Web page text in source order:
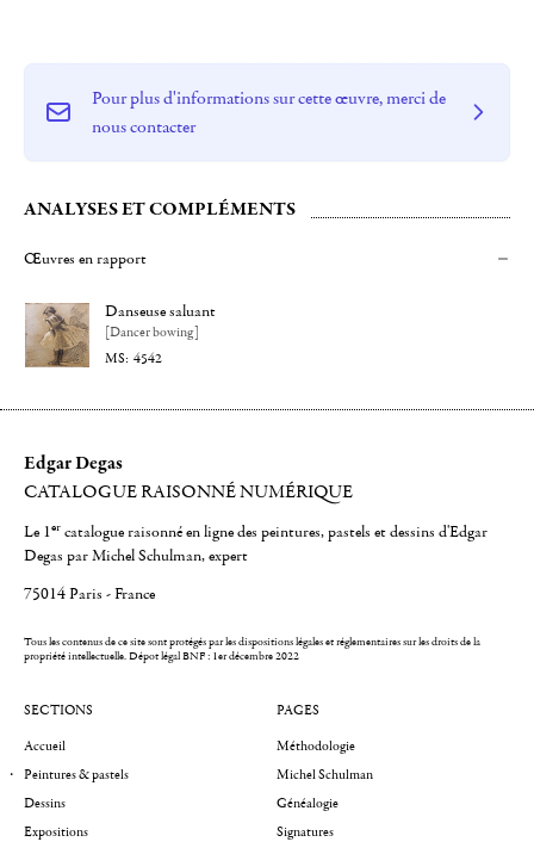
Pour plus d'informations sur cette œuvre, merci de
nous contacter
ANALYSES ET COMPLÉMENTS
Œuvres en rapport
Danseuse saluant
[Dancer bowing]
4542
Edgar Degas
CATALOGUE RAISONNÉ NUMÉRIQUE
Le 1er catalogue raisonné en ligne des peintures, pastels et dessins d'Edgar
Degas par Michel Schulman, expert
75014 Paris - France
Tous les contenus de ce site sont protégés par les dispositions légales et réglementaires sur les droits de la
propriété intellectuelle.Dépot légal BNF : 1er décembre 2022
SECTIONS
Accueil
Peintures & pastels
Dessins
Expositions
PAGES
Méthodologie
Michel Schulman
Généalogie
Signatures